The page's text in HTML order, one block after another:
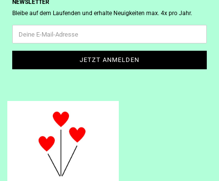
NEWSLETTER
Bleibe auf dem Laufenden und erhalte Neuigkeiten max. 4x pro Jahr.